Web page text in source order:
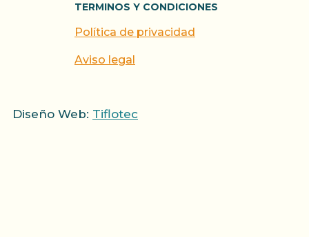
TERMINOS Y CONDICIONES
Política de privacidad
Aviso legal
Diseño Web: Tiflotec